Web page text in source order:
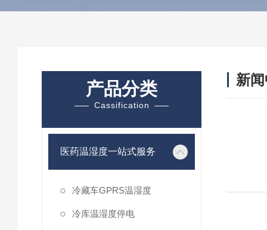
产品分类
Cassification
医药温湿度一站式服务
冷藏车GPRS温湿度
冷库温湿度停电
新